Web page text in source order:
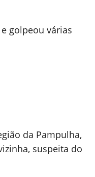
golpeou várias
da Pampulha,
suspeita do